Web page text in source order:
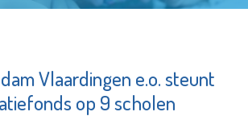
Vlaardingen e.o. steunt
op 9 scholen